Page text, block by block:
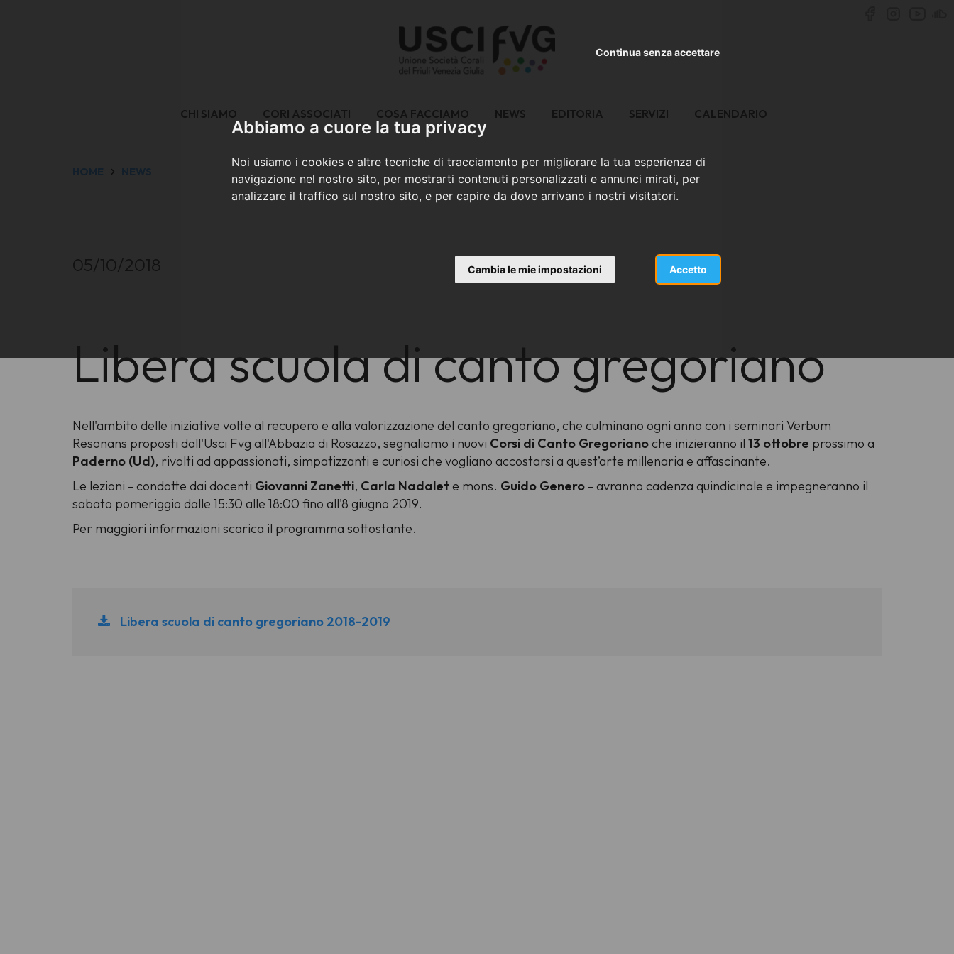
Abbiamo a cuore la tua privacy
Noi usiamo i cookies e altre tecniche di tracciamento per migliorare la tua esperienza di
navigazione nel nostro sito, per mostrarti contenuti personalizzati e annunci mirati, per
analizzare il traffico sul nostro sito, e per capire da dove arrivano i nostri visitatori.
Accetto
Continua senza accettare
Cambia le mie impostazioni
CHI SIAMO CORI ASSOCIATI COSA FACCIAMO NEWS EDITORIA SERVIZI CALENDARIO
HOME NEWS
05/10/2018
Libera scuola di canto gregoriano
Nell'ambito delle iniziative volte al recupero e alla valorizzazione del canto gregoriano, che culminano ogni anno con i seminari Verbum
Resonans proposti dall'Usci Fvg all'Abbazia di Rosazzo, segnaliamo i nuovi Corsi di Canto Gregorianoche inizieranno il 13 ottobre prossimo a
Paderno (Ud), rivolti ad appassionati, simpatizzanti e curiosi che vogliano accostarsi a quest’arte millenaria e affascinante.
Le lezioni - condotte dai docenti Giovanni Zanetti, Carla Nadalete mons. Guido Genero - avranno cadenza quindicinale e impegneranno il
sabato pomeriggio dalle 15:30 alle 18:00 fino all'8 giugno 2019.
Per maggiori informazioni scarica il programma sottostante.
Libera scuola di canto gregoriano 2018-2019